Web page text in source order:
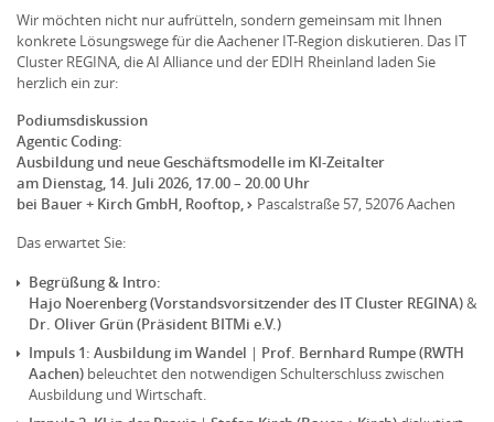
Wir möchten nicht nur aufrütteln, sondern gemeinsam mit Ihnen
konkrete Lösungswege für die Aachener IT-Region diskutieren. Das IT
Cluster REGINA, die AI Alliance und der EDIH Rheinland laden Sie
herzlich ein zur:
Podiumsdiskussion
Agentic Coding:
Ausbildung und neue Geschäftsmodelle im KI-Zeitalter
am Dienstag, 14. Juli 2026, 17.00 – 20.00 Uhr
bei Bauer + Kirch GmbH, Rooftop,
Pascalstraße 57, 52076 Aachen
Das erwartet Sie:
Begrüßung & Intro:
Hajo Noerenberg (Vorstandsvorsitzender des IT Cluster REGINA)&
Dr. Oliver Grün (Präsident BITMi e.V.)
Impuls 1: Ausbildung im Wandel | Prof. Bernhard Rumpe (RWTH
Aachen) beleuchtet den notwendigen Schulterschluss zwischen
Ausbildung und Wirtschaft.